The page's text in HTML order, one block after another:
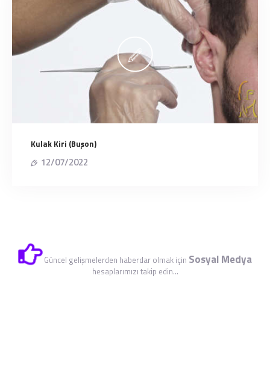
Kulak Kiri (Buşon)
12/07/2022
Güncel gelişmelerden haberdar olmak için Sosyal Medya
hesaplarımızı takip edin...